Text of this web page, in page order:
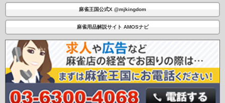
麻雀王国公式X @mjkingdom
麻雀用品解説サイト AMOSナビ